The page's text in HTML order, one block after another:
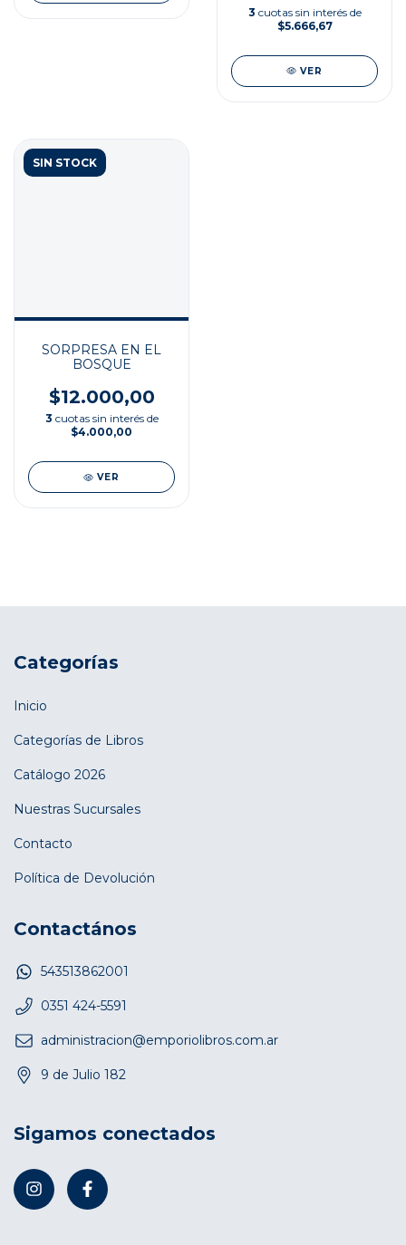
3 cuotas sin interés de
$5.666,67
VER
SIN STOCK
SORPRESA EN EL
BOSQUE
$12.000,00
3 cuotas sin interés de
$4.000,00
VER
Categorías
Inicio
Categorías de Libros
Catálogo 2026
Nuestras Sucursales
Contacto
Política de Devolución
Contactános
543513862001
0351 424-5591
administracion@emporiolibros.com.ar
9 de Julio 182
Sigamos conectados